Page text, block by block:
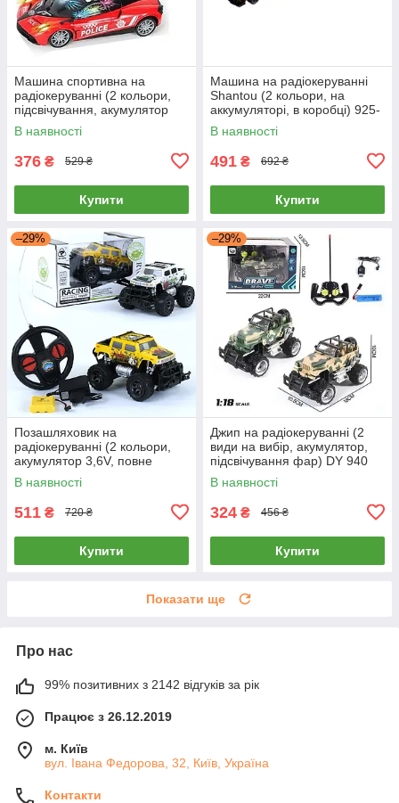
Машина спортивна на
радіокеруванні (2 кольори,
підсвічування, акумулятор
3.7V, USB-кабель, 27 Mhz)
DYQ 030-5
В наявності
376 ₴ 529 ₴
Купити
Машина на радіокеруванні
Shantou (2 кольори, на
аккумуляторі, в коробці) 925-
15A
В наявності
491 ₴ 692 ₴
Купити
–29%
Позашляховик на
радіокеруванні (2 кольори,
акумулятор 3,6V, повне
керування) 6142 Q
В наявності
511 ₴ 720 ₴
Купити
–29%
Джип на радіокеруванні (2
види на вибір, акумулятор,
підсвічування фар) DY 940
В наявності
324 ₴ 456 ₴
Купити
Показати ще
Про нас
99% позитивних з 2142 відгуків за рік
Працює з 26.12.2019
м. Київ
вул. Івана Федорова, 32, Київ, Україна
Контакти